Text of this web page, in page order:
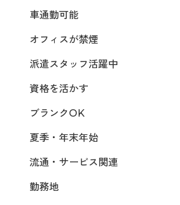
車通勤可能
オフィスが禁煙
派遣スタッフ活躍中
資格を活かす
ブランクOK
夏季・年末年始
流通・サービス関連
勤務地